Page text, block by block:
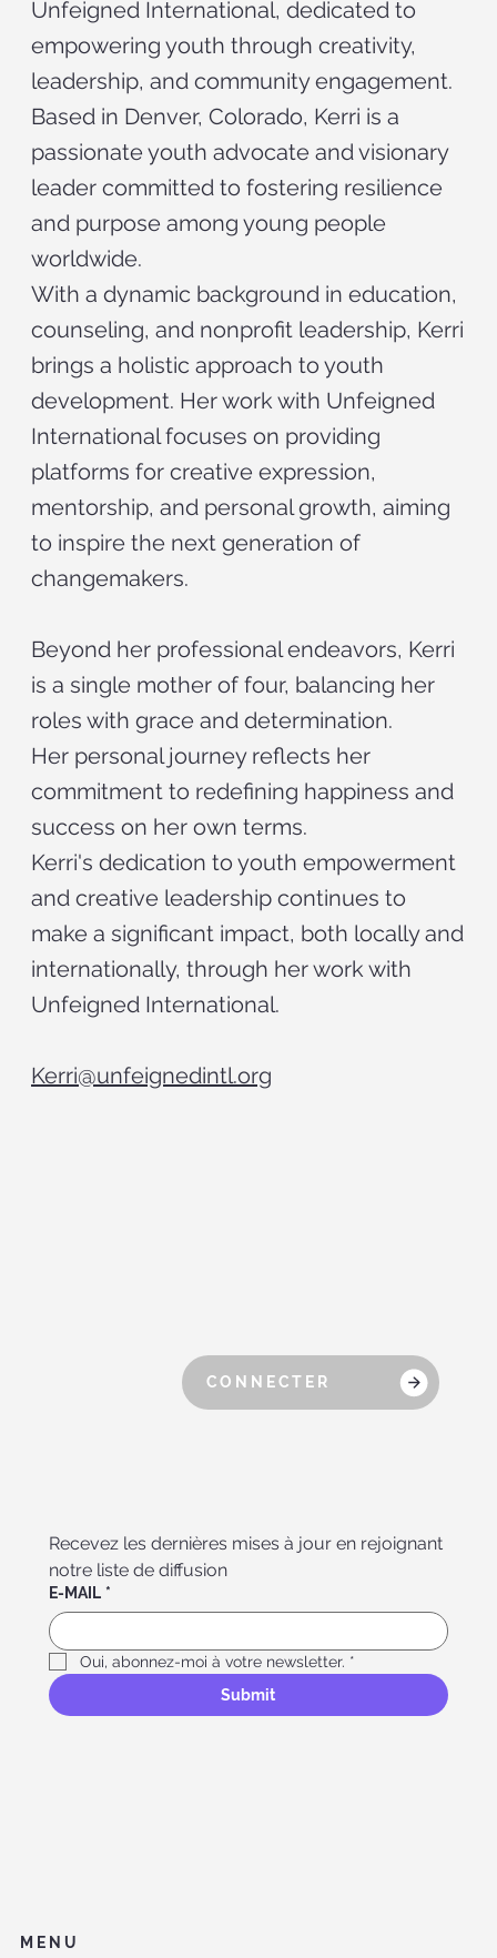
Unfeigned International, dedicated to
empowering youth through creativity,
leadership, and community engagement.
Based in Denver, Colorado, Kerri is a
passionate youth advocate and visionary
leader committed to fostering resilience
and purpose among young people
worldwide.
With a dynamic background in education,
counseling, and nonprofit leadership, Kerri
brings a holistic approach to youth
development. Her work with Unfeigned
International focuses on providing
platforms for creative expression,
mentorship, and personal growth, aiming
to inspire the next generation of
changemakers.
Beyond her professional endeavors, Kerri
is a single mother of four, balancing her
roles with grace and determination.
Her personal journey reflects her
commitment to redefining happiness and
success on her own terms.
Kerri's dedication to youth empowerment
and creative leadership continues to
make a significant impact, both locally and
internationally, through her work with
Unfeigned International.
Kerri@unfeignedintl.org
CONNECTER
Recevez les dernières mises à jour en rejoignant
notre liste de diffusion
E-MAIL *
Oui, abonnez-moi à votre newsletter. *
Submit
MENU